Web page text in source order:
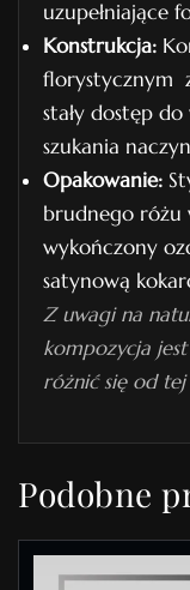
uzupełniające
Konstrukcja:
florystycznym
stały dostęp
szukania
Opakowanie:
brudnego różu
wykończony
satynową
Z uwagi na
kompozycja
różnić się od
Podobne